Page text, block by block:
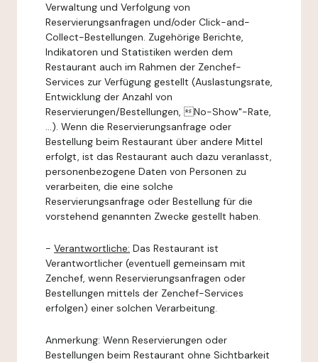
Verwaltung und Verfolgung von
Reservierungsanfragen und/oder Click-and-
Collect-Bestellungen. Zugehörige Berichte,
Indikatoren und Statistiken werden dem
Restaurant auch im Rahmen der Zenchef-
Services zur Verfügung gestellt (Auslastungsrate,
Entwicklung der Anzahl von
Reservierungen/Bestellungen, No-Show"-Rate,
...). Wenn die Reservierungsanfrage oder
Bestellung beim Restaurant über andere Mittel
erfolgt, ist das Restaurant auch dazu veranlasst,
personenbezogene Daten von Personen zu
verarbeiten, die eine solche
Reservierungsanfrage oder Bestellung für die
vorstehend genannten Zwecke gestellt haben.
- Verantwortliche: Das Restaurant ist
Verantwortlicher (eventuell gemeinsam mit
Zenchef, wenn Reservierungsanfragen oder
Bestellungen mittels der Zenchef-Services
erfolgen) einer solchen Verarbeitung.
Anmerkung: Wenn Reservierungen oder
Bestellungen beim Restaurant ohne Sichtbarkeit